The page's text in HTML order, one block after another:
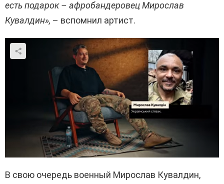
есть подарок – афробандеровец Мирослав
Кувалдин», – вспомнил артист.
В свою очередь военный Мирослав Кувалдин,